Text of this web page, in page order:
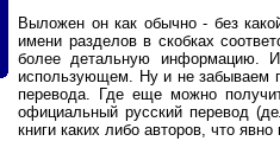
Выложен он как обычно - без
имени разделов в скобках
более детальную информацию.
использующем. Ну и не забываем
перевода. Где еще можно
официальный русский перевод
книги каких либо авторов, что